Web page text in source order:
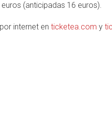
(anticipadas 16 euros).
internet en ticketea.com y